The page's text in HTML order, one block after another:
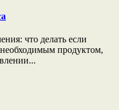
что делать если
продуктом,